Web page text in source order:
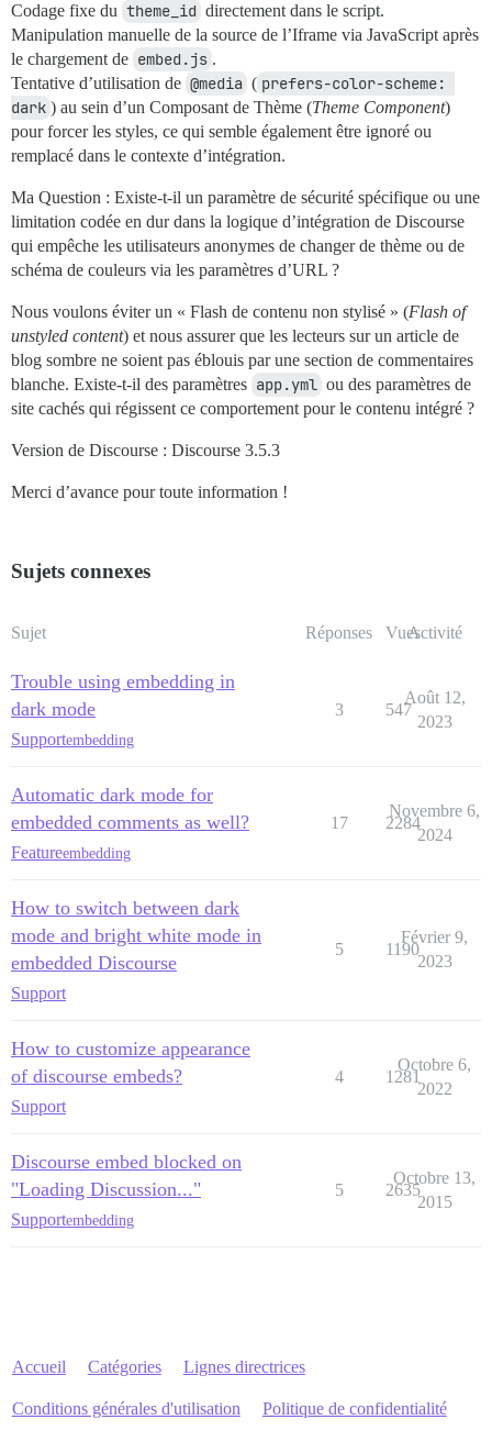
Codage fixe du theme_id directement dans le script.
Manipulation manuelle de la source de l’Iframe via JavaScript après
le chargement de embed.js .
Tentative d’utilisation de @media ( prefers-color-scheme:
dark ) au sein d’un Composant de Thème (Theme Component)
pour forcer les styles, ce qui semble également être ignoré ou
remplacé dans le contexte d’intégration.
Ma Question : Existe-t-il un paramètre de sécurité spécifique ou une
limitation codée en dur dans la logique d’intégration de Discourse
qui empêche les utilisateurs anonymes de changer de thème ou de
schéma de couleurs via les paramètres d’URL ?
Nous voulons éviter un « Flash de contenu non stylisé » (Flash of
unstyled content) et nous assurer que les lecteurs sur un article de
blog sombre ne soient pas éblouis par une section de commentaires
blanche. Existe-t-il des paramètres app.yml ou des paramètres de
site cachés qui régissent ce comportement pour le contenu intégré ?
Version de Discourse : Discourse 3.5.3
Merci d’avance pour toute information !
Sujets connexes
Sujet Réponses VuesActivité
Trouble using embedding in
dark mode
Supportembedding
3 547
Août 12,
2023
Automatic dark mode for
embedded comments as well?
Featureembedding
17 2284
Novembre 6,
2024
How to switch between dark
mode and bright white mode in
embedded Discourse
Support
5 1190
Février 9,
2023
How to customize appearance
of discourse embeds?
Support
4 1281
Octobre 6,
2022
Discourse embed blocked on
"Loading Discussion..."
Supportembedding
5 2635
Octobre 13,
2015
Accueil Catégories Lignes directrices
Conditions générales d'utilisation Politique de confidentialité